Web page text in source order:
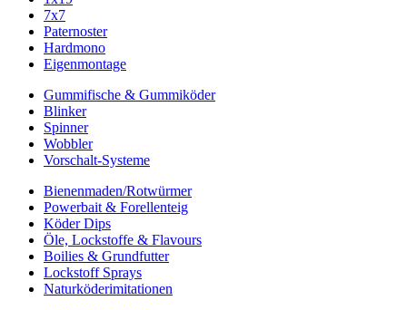
7x7
Paternoster
Hardmono
Eigenmontage
Gummifische & Gummiköder
Blinker
Spinner
Wobbler
Vorschalt-Systeme
Bienenmaden/Rotwürmer
Powerbait & Forellenteig
Köder Dips
Öle, Lockstoffe & Flavours
Boilies & Grundfutter
Lockstoff Sprays
Naturköderimitationen